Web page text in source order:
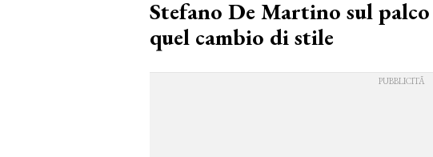
Stefano De Martino sul
quel cambio di stile